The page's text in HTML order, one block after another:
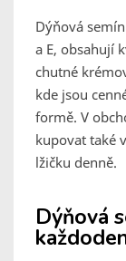
Dýňová
a E, obsahují
chutné
kde jsou
formě. V
kupovat také
lžičku denně.
Dýňová